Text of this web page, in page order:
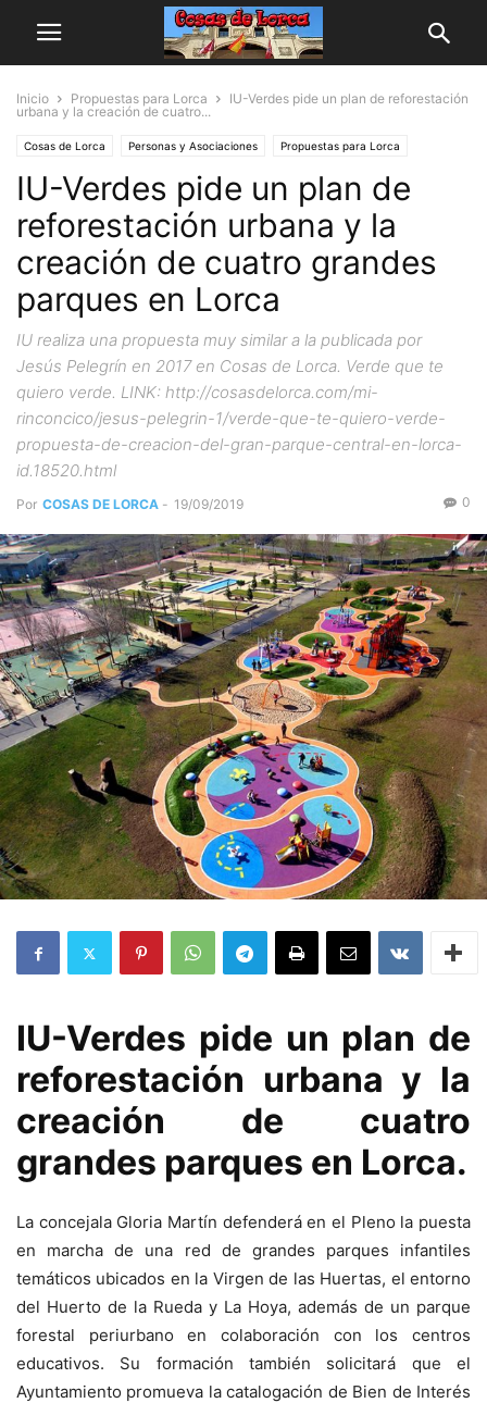
Inicio Propuestas para Lorca
IU-Verdes pide un plan de reforestación
urbana y la creación de cuatro...
Cosas de Lorca Personas y Asociaciones Propuestas para Lorca
IU-Verdes pide un plan de
reforestación urbana y la
creación de cuatro grandes
parques en Lorca
IU realiza una propuesta muy similar a la publicada por
Jesús Pelegrín en 2017 en Cosas de Lorca. Verde que te
quiero verde. LINK: http://cosasdelorca.com/mi-
rinconcico/jesus-pelegrin-1/verde-que-te-quiero-verde-
propuesta-de-creacion-del-gran-parque-central-en-lorca-
id.18520.html
Por COSAS DE LORCA - 19/09/2019 0
IU-Verdes pide un plan de
reforestación urbana y la
creación de cuatro
grandes parques en Lorca.
La concejala Gloria Martín defenderá en el Pleno la puesta
en marcha de una red de grandes parques infantiles
temáticos ubicados en la Virgen de las Huertas, el entorno
del Huerto de la Rueda y La Hoya, además de un parque
forestal periurbano en colaboración con los centros
educativos. Su formación también solicitará que el
Ayuntamiento promueva la catalogación de Bien de Interés